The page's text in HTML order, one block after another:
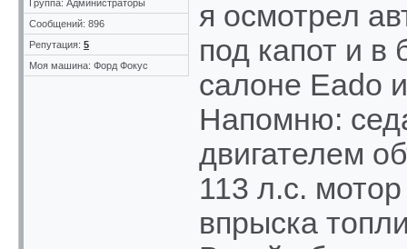
Группа: Администраторы
Сообщений: 896
Репутация: 5
Моя машина: Форд Фокус
я осмотрел
под капот и в
салоне Eado
Напомню:
двигателем
113 л.с.
впрыска